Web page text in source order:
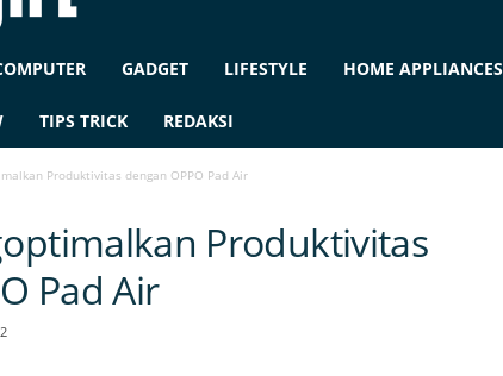
GADGET LIFESTYLE HOME APPLIANCES
TIPS TRICK REDAKSI
Produktivitas dengan OPPO Pad Air
Produktivitas
Pad Air